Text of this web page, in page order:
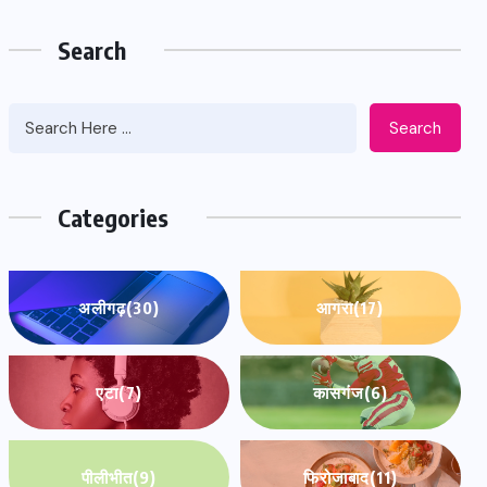
Search
Search
Categories
अलीगढ़(30) आगरा(17)
एटा(7) कासगंज(6)
पीलीभीत(9) फिरोजाबाद(11)